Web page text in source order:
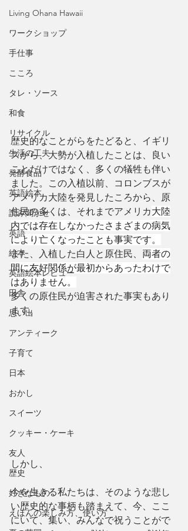
Living Ohana Hawaii
ワークショップ
手仕事
こころ
タレ・ソース
和食
リサイクル
生活の工夫
発酵食品
英語絵本
読み聞かせ
英語
絵本
英語絵本レビュー
田舎
思い出
アンティーク
子育て
日本
おかし
スイーツ
クッキー・ケーキ
友人
歴史
好きなもの
えほんの楽しみ方、使い方
歴史的なことがらをたどると、イギリ
スから、大勢が入植したことは、良い
ことだけではなく、多くの犠牲も伴い
ました。この入植以前、コロンブスが
アメリカ大陸を発見したころから、原
住民の多くは、それまでアメリカ大陸
内では存在しなかったさまざまの病気
により亡くなったことも事実です。
また、入植した白人と原住民、 両者の
間に友好関係が最初からあったわけで
はありません。
多くの原住民が迫害された事実もあり
ます。
しかし、
今を生きる私たちは、そのような悲し
い歴史的な事柄も踏まえて、今、ここ
にいて、集い、みんなで祝うことがで